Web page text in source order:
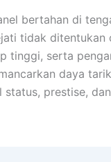
bertahan di
tidak ditentukan
tinggi, serta
daya
prestise,